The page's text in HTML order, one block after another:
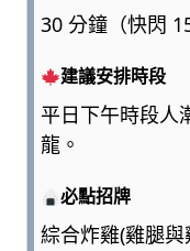
30 分鐘（快閃
建議安排時段
平日下午時段人
龍。
必點招牌
綜合炸雞(雞腿